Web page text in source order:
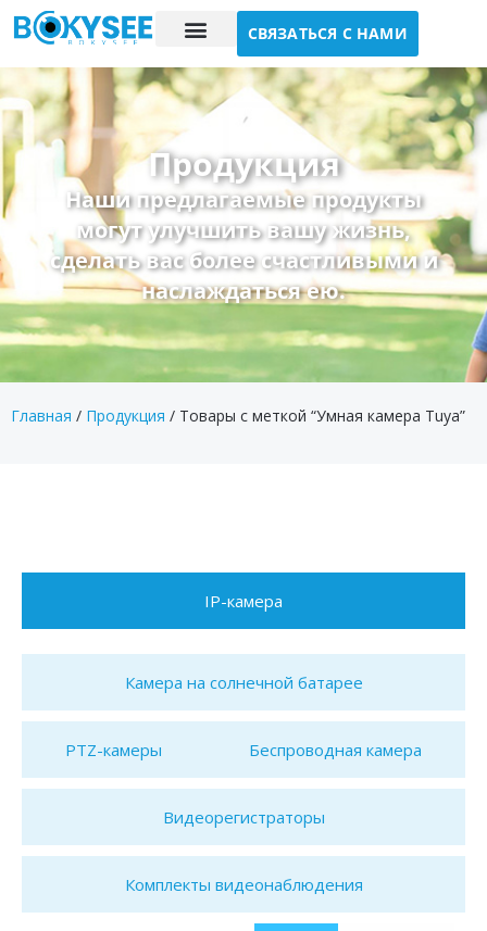
СВЯЗАТЬСЯ С НАМИ
Продукция
Наши предлагаемые продукты
могут улучшить вашу жизнь,
сделать вас более счастливыми и
наслаждаться ею.
Главная / Продукция / Товары с меткой “Умная камера Tuya”
IP-камера
Камера на солнечной батарее
PTZ-камеры Беспроводная камера
Видеорегистраторы
Комплекты видеонаблюдения